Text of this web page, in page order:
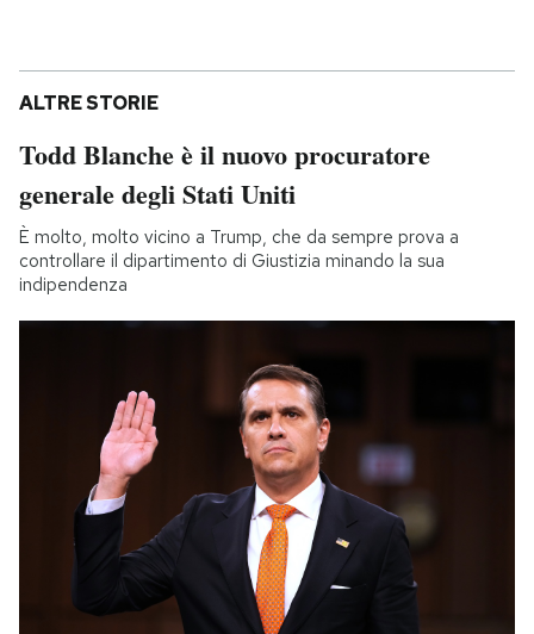
ALTRE STORIE
Todd Blanche è il nuovo procuratore
generale degli Stati Uniti
È molto, molto vicino a Trump, che da sempre prova a
controllare il dipartimento di Giustizia minando la sua
indipendenza